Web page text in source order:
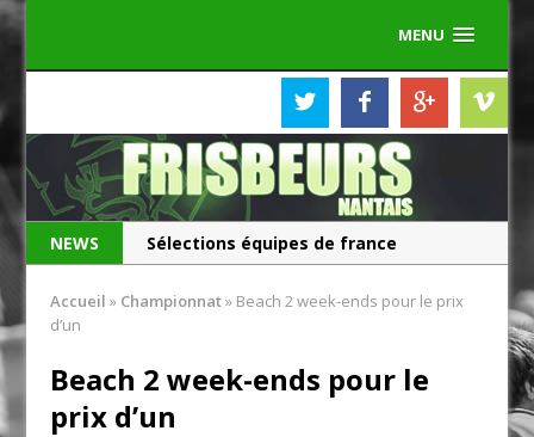
MENU
NEWS
Sélections équipes de france
Accueil » Championnat» Beach 2 week-ends pour le prix
d’un
Beach 2 week-ends pour le
prix d’un